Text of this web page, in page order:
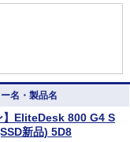
名・製品名
】EliteDesk 800 G4 S
新品) 5D8